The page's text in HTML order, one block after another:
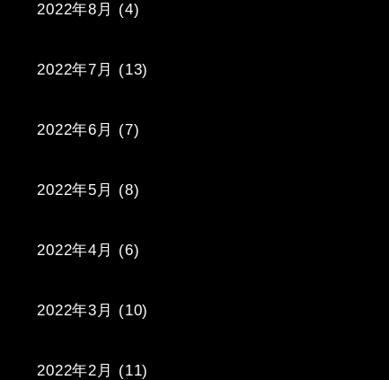
2022年8月 (4)
2022年7月 (13)
2022年6月 (7)
2022年5月 (8)
2022年4月 (6)
2022年3月 (10)
2022年2月 (11)